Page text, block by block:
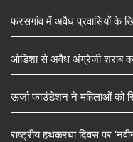
फरसगांव में अवैध प्रवासियों के
ओडिशा से अवैध अंग्रेजी शराब का
ऊर्जा फाउंडेशन ने महिलाओं को
राष्ट्रीय हथकरघा दिवस पर